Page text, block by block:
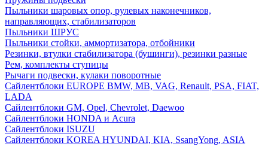
Пыльники шаровых опор, рулевых наконечников,
направляющих, стабилизаторов
Пыльники ШРУС
Пыльники стойки, аммортизатора, отбойники
Резинки, втулки стабилизатора (бушинги), резинки разные
Рем, комплекты ступицы
Рычаги подвески, кулаки поворотные
Сайлентблоки EUROPE BMW, MB, VAG, Renault, PSA, FIAT,
LADA
Сайлентблоки GM, Opel, Chevrolet, Daewoo
Сайлентблоки HONDA и Acura
Сайлентблоки ISUZU
Сайлентблоки KOREA HYUNDAI, KIA, SsangYong, ASIA